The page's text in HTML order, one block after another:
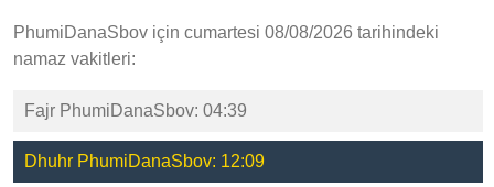
PhumiDanaSbov için cumartesi 08/08/2026 tarihindeki
namaz vakitleri:
Fajr PhumiDanaSbov: 04:39
Dhuhr PhumiDanaSbov: 12:09